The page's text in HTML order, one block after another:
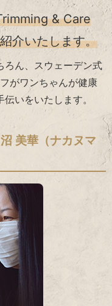
& Care
介いたします。
ろん、スウェーデン式
がワンちゃんが健康
いをいたします。
美華（ナカヌマ